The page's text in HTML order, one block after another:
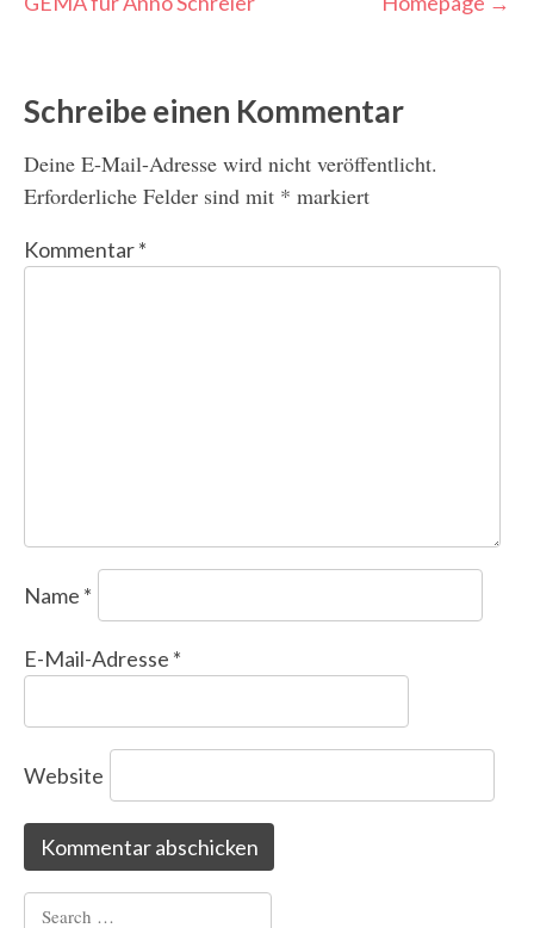
navigation
Schreibe einen Kommentar
Deine E-Mail-Adresse wird nicht veröffentlicht.
Erforderliche Felder sind mit * markiert
Kommentar*
Name *
E-Mail-Adresse *
Website